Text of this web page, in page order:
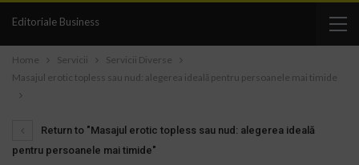
Editoriale Business
Home Servicii
Servicii Diverse
Masajul erotic topless sau nud: alegerea ideală pentru persoanele mai timide
Return to "Masajul erotic topless sau nud: alegerea ideală
pentru persoanele mai timide"